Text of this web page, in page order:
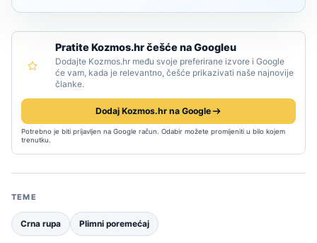
Pratite Kozmos.hr češće na Googleu
Dodajte Kozmos.hr među svoje preferirane izvore i Google
će vam, kada je relevantno, češće prikazivati naše najnovije
članke.
Dodaj Kozmos.hr na Google
Potrebno je biti prijavljen na Google račun. Odabir možete promijeniti u bilo kojem
trenutku.
TEME
Crna rupa Plimni poremećaj